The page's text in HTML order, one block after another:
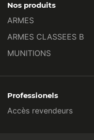
Nos produits
ARMES
ARMES CLASSEES B
MUNITIONS
Professionels
Accès revendeurs